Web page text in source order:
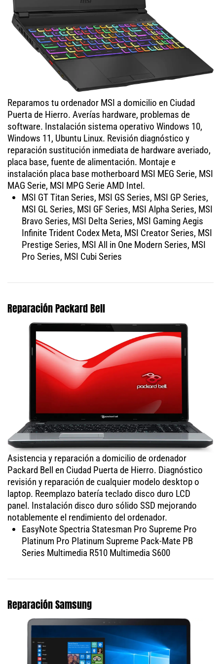
Reparamos tu ordenador MSI a domicilio en Ciudad
Puerta de Hierro. Averías hardware, problemas de
software. Instalación sistema operativo Windows 10,
Windows 11, Ubuntu Linux. Revisión diagnóstico y
reparación sustitución inmediata de hardware averiado,
placa base, fuente de alimentación. Montaje e
instalación placa base motherboard MSI MEG Serie, MSI
MAG Serie, MSI MPG Serie AMD Intel.
MSI GT Titan Series, MSI GS Series, MSI GP Series,
MSI GL Series, MSI GF Series, MSI Alpha Series, MSI
Bravo Series, MSI Delta Series, MSI Gaming Aegis
Infinite Trident Codex Meta, MSI Creator Series, MSI
Prestige Series, MSI All in One Modern Series, MSI
Pro Series, MSI Cubi Series
Reparación Packard Bell
Asistencia y reparación a domicilio de ordenador
Packard Bell en Ciudad Puerta de Hierro. Diagnóstico
revisión y reparación de cualquier modelo desktop o
laptop. Reemplazo batería teclado disco duro LCD
panel. Instalación disco duro sólido SSD mejorando
notablemente el rendimiento del ordenador.
EasyNote Spectria Statesman Pro Supreme Pro
Platinum Pro Platinum Supreme Pack-Mate PB
Series Multimedia R510 Multimedia S600
Reparación Samsung